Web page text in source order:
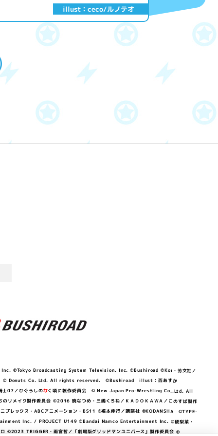
illust：ceco/ルノテオ
©Tokyo Broadcasting System Television, Inc. ©Bushiroad ©Koi・芳文社／
© Donuts Co. Ltd. All rights reserved. ©Bushiroad illust：西あすか
07／ひぐらしのなく頃に製作委員会 © New Japan Pro-Wrestling Co.,Ltd. All
イク製作委員会 ©2016 暁なつめ・三嶋くろね／ＫＡＤＯＫＡＷＡ／このすば製作
ックス・ABCアニメーション・BS11 ©福本伸行／講談社 ®KODANSHA ©TYPE-
Inc. / PROJECT U149 ©Bandai Namco Entertainment Inc. ©硬梨菜・
©2023 TRIGGER・雨宮哲／「劇場版グリッドマンユニバース」製作委員会 ©